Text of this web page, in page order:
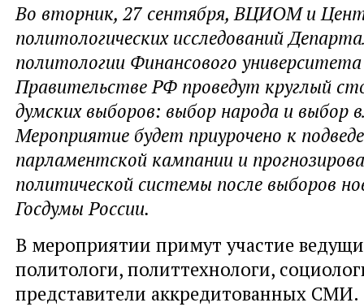
Во вторник, 27 сентября, ВЦИОМ и
политологических исследований
политологии Финансового
Правительстве РФ проведут круглый
думских выборов: выбор народа и выбор
Мероприятие будет приурочено к
парламентской кампании и
политической системы после выборов
Госдумы России.
В мероприятии примут участие
политологи, политтехнологи,
представители аккредитованных